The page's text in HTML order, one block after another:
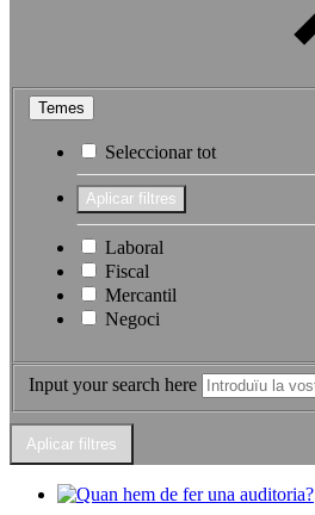
Temes
Seleccionar tot
Laboral
Fiscal
Mercantil
Negoci
Input your search here